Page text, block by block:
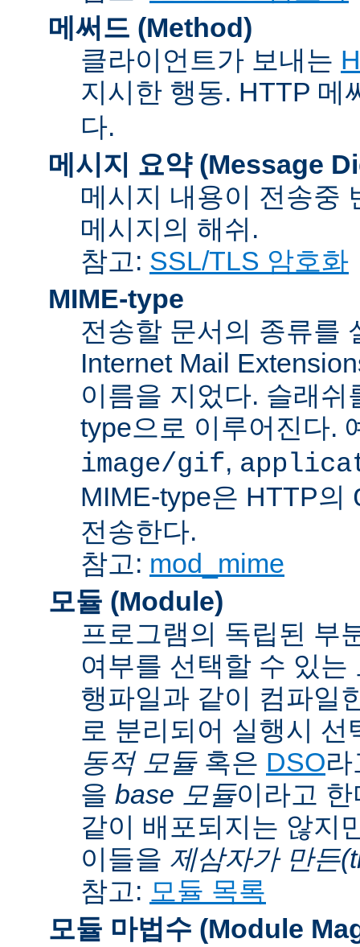
메써드 (Method)
클라이언트가 보내는
지시한 행동. HTTP 메
다.
메시지 요약 (Message
메시지 내용이 전송중
메시지의 해쉬.
참고: SSL/TLS 암호화
MIME-type
전송할 문서의 종류를
Internet Mail
이름을 지었다. 슬래
type으로 이루어진다.
image/gif,
MIME-type은 HTTP의
전송한다.
참고: mod_mime
모듈 (Module)
프로그램의 독립된 부
여부를 선택할 수 있
행파일과 같이 컴파일
로 분리되어 실행시
동적 모듈혹은 DSO
을 base 모듈이라고
같이 배포되지는 않지
이들을 제삼자가 만든
참고: 모듈 목록
모듈 마법수 (Module